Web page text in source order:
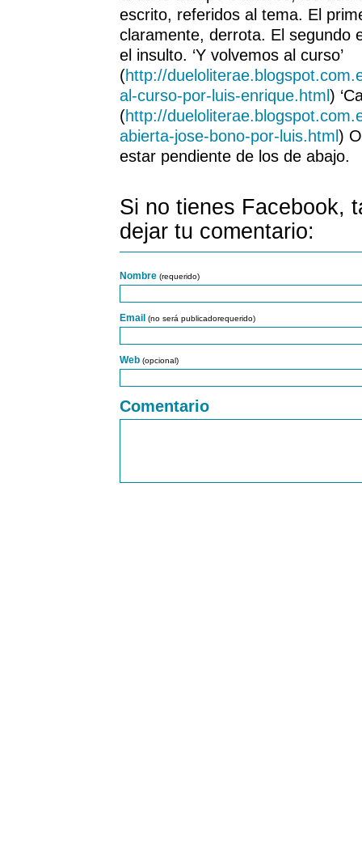
escrito, referidos al tema. El
claramente, derrota. El segundo
el insulto. ‘Y volvemos al curso’
(http://
al-curso-por-luis-enrique.html )
(http://
abierta-jose-bono-por-luis.html )
estar pendiente de los de abajo.
Si no tienes Facebook,
dejar tu comentario:
Nombre (requerido)
Email (no será publicadorequerido)
Web (opcional)
Comentario